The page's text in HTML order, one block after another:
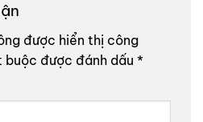
được hiển thị công
được đánh dấu *